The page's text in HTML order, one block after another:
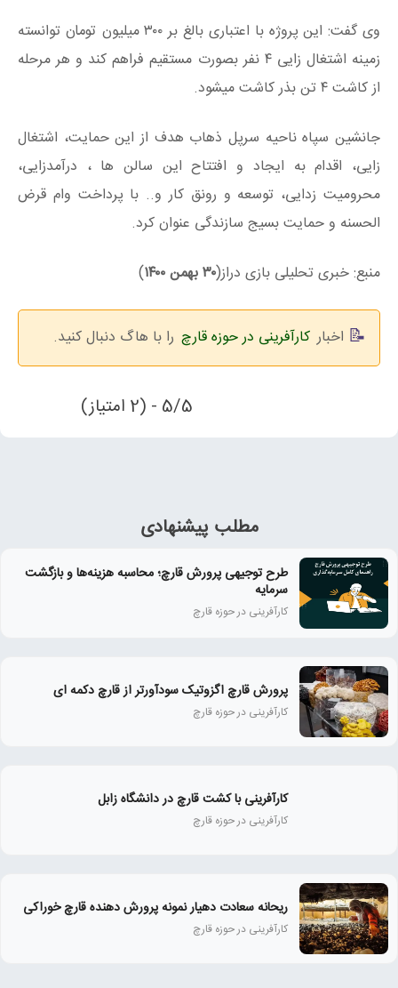
وی گفت: این پروژه با اعتباری بالغ بر ۳۰۰ میلیون تومان توانسته
زمینه اشتغال زایی ۴ نفر بصورت مستقیم فراهم کند و هر مرحله
از کاشت ۴ تن بذر کاشت میشود.
جانشین سپاه ناحیه سرپل ذهاب هدف از این حمایت، اشتغال
زایی، اقدام به ایجاد و افتتاح این سالن ها ، درآمدزایی،
محرومیت زدایی، توسعه و رونق کار و.. با پرداخت وام قرض
الحسنه و حمایت بسیج سازندگی عنوان کرد.
منبع: خبری تحلیلی بازی دراز(۳۰ بهمن ۱۴۰۰ )
اخبار کارآفرینی در حوزه قارچ را با هاگ دنبال کنید.
5/5 - (2 امتیاز)
مطلب پیشنهادی
طرح توجیهی پرورش قارچ؛ محاسبه هزینه‌ها و بازگشت
سرمایه
کارآفرینی در حوزه قارچ
پرورش قارچ اگزوتیک سودآورتر از قارچ دکمه ای
کارآفرینی در حوزه قارچ
کارآفرینی با کشت قارچ در دانشگاه زابل
کارآفرینی در حوزه قارچ
ریحانه سعادت دهیار نمونه پرورش دهنده قارچ خوراکی
کارآفرینی در حوزه قارچ